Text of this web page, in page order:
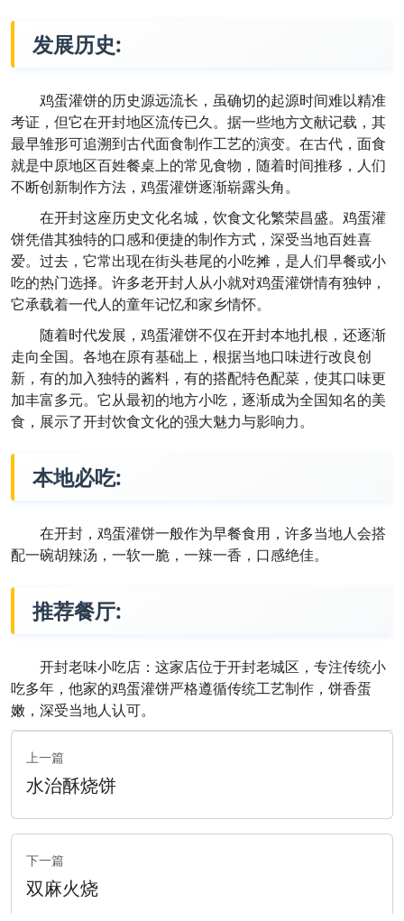
发展历史:
鸡蛋灌饼的历史源远流长，虽确切的起源时间难以精准
考证，但它在开封地区流传已久。据一些地方文献记载，其
最早雏形可追溯到古代面食制作工艺的演变。在古代，面食
就是中原地区百姓餐桌上的常见食物，随着时间推移，人们
不断创新制作方法，鸡蛋灌饼逐渐崭露头角。
在开封这座历史文化名城，饮食文化繁荣昌盛。鸡蛋灌
饼凭借其独特的口感和便捷的制作方式，深受当地百姓喜
爱。过去，它常出现在街头巷尾的小吃摊，是人们早餐或小
吃的热门选择。许多老开封人从小就对鸡蛋灌饼情有独钟，
它承载着一代人的童年记忆和家乡情怀。
随着时代发展，鸡蛋灌饼不仅在开封本地扎根，还逐渐
走向全国。各地在原有基础上，根据当地口味进行改良创
新，有的加入独特的酱料，有的搭配特色配菜，使其口味更
加丰富多元。它从最初的地方小吃，逐渐成为全国知名的美
食，展示了开封饮食文化的强大魅力与影响力。
本地必吃:
在开封，鸡蛋灌饼一般作为早餐食用，许多当地人会搭
配一碗胡辣汤，一软一脆，一辣一香，口感绝佳。
推荐餐厅:
开封老味小吃店：这家店位于开封老城区，专注传统小
吃多年，他家的鸡蛋灌饼严格遵循传统工艺制作，饼香蛋
嫩，深受当地人认可。
上一篇
水治酥烧饼
下一篇
双麻火烧